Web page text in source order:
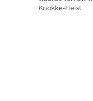
Knokke-Heist